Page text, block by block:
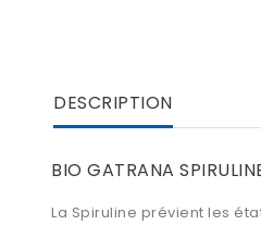
DESCRIPTION
BIO GATRANA
La Spiruline prévient les